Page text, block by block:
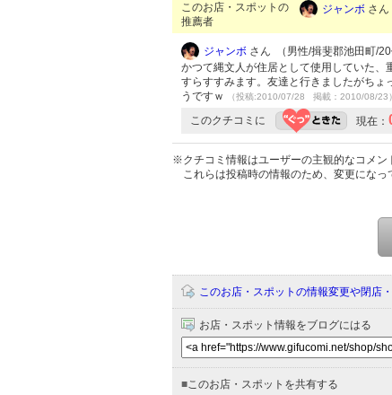
このお店・スポットの
推薦者
ジャンボ さん
ジャンボ さん （男性/揖斐郡池田町/20
かつて縄文人が住居として使用していた
すらすすみます。友達と行きましたがち
うですｗ
（投稿:2010/07/28 掲載：2010/08/23）
このクチコミに 現在：
※クチコミ情報はユーザーの主観的なコメン
これらは投稿時の情報のため、変更になっ
このお店・スポットの情報変更や閉店
お店・スポット情報をブログにはる
■このお店・スポットを共有する